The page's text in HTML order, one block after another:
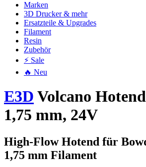
Marken
3D Drucker & mehr
Ersatzteile & Upgrades
Filament
Resin
Zubehör
⚡ Sale
🔥 Neu
E3D Volcano
1,75 mm, 24V
High-Flow Hotend für
1,75 mm Filament